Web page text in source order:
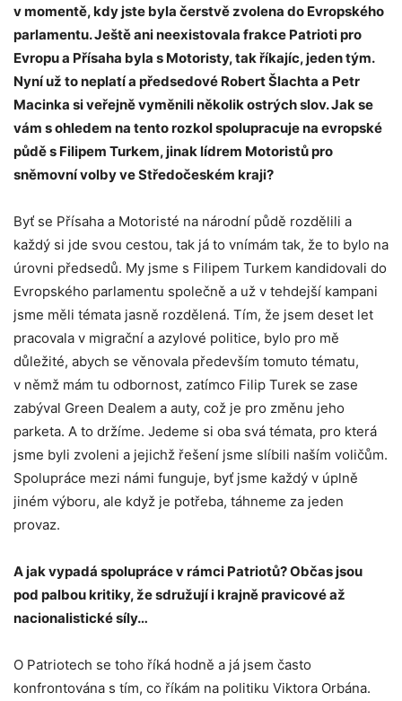
v momentě, kdy jste byla čerstvě zvolena do Evropského
parlamentu. Ještě ani neexistovala frakce Patrioti pro
Evropu a Přísaha byla s Motoristy, tak říkajíc, jeden tým.
Nyní už to neplatí a předsedové Robert Šlachta a Petr
Macinka si veřejně vyměnili několik ostrých slov. Jak se
vám s ohledem na tento rozkol spolupracuje na evropské
půdě s Filipem Turkem, jinak lídrem Motoristů pro
sněmovní volby ve Středočeském kraji?
Byť se Přísaha a Motoristé na národní půdě rozdělili a
každý si jde svou cestou, tak já to vnímám tak, že to bylo na
úrovni předsedů. My jsme s Filipem Turkem kandidovali do
Evropského parlamentu společně a už v tehdejší kampani
jsme měli témata jasně rozdělená. Tím, že jsem deset let
pracovala v migrační a azylové politice, bylo pro mě
důležité, abych se věnovala především tomuto tématu,
v němž mám tu odbornost, zatímco Filip Turek se zase
zabýval Green Dealem a auty, což je pro změnu jeho
parketa. A to držíme. Jedeme si oba svá témata, pro která
jsme byli zvoleni a jejichž řešení jsme slíbili naším voličům.
Spolupráce mezi námi funguje, byť jsme každý v úplně
jiném výboru, ale když je potřeba, táhneme za jeden
provaz.
A jak vypadá spolupráce v rámci Patriotů? Občas jsou
pod palbou kritiky, že sdružují i krajně pravicové až
nacionalistické síly…
O Patriotech se toho říká hodně a já jsem často
konfrontována s tím, co říkám na politiku Viktora Orbána.